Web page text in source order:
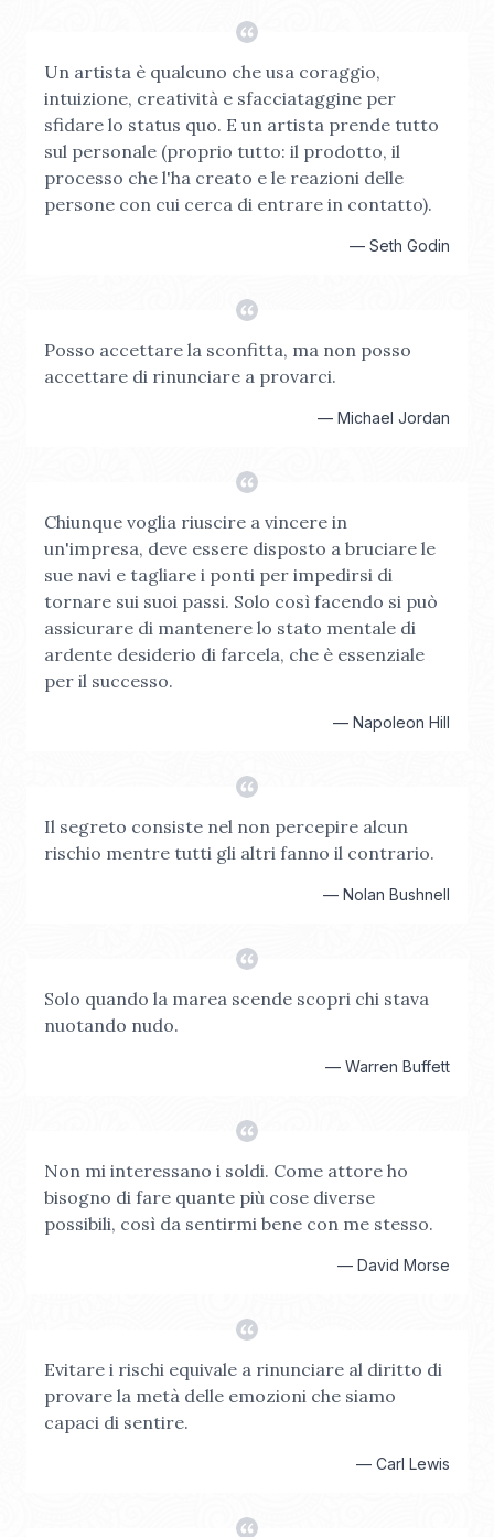
Un artista è qualcuno che usa coraggio,
intuizione, creatività e sfacciataggine per
sfidare lo status quo. E un artista prende tutto
sul personale (proprio tutto: il prodotto, il
processo che l'ha creato e le reazioni delle
persone con cui cerca di entrare in contatto).
— Seth Godin
Posso accettare la sconfitta, ma non posso
accettare di rinunciare a provarci.
— Michael Jordan
Chiunque voglia riuscire a vincere in
un'impresa, deve essere disposto a bruciare le
sue navi e tagliare i ponti per impedirsi di
tornare sui suoi passi. Solo così facendo si può
assicurare di mantenere lo stato mentale di
ardente desiderio di farcela, che è essenziale
per il successo.
— Napoleon Hill
Il segreto consiste nel non percepire alcun
rischio mentre tutti gli altri fanno il contrario.
— Nolan Bushnell
Solo quando la marea scende scopri chi stava
nuotando nudo.
— Warren Buffett
Non mi interessano i soldi. Come attore ho
bisogno di fare quante più cose diverse
possibili, così da sentirmi bene con me stesso.
— David Morse
Evitare i rischi equivale a rinunciare al diritto di
provare la metà delle emozioni che siamo
capaci di sentire.
— Carl Lewis